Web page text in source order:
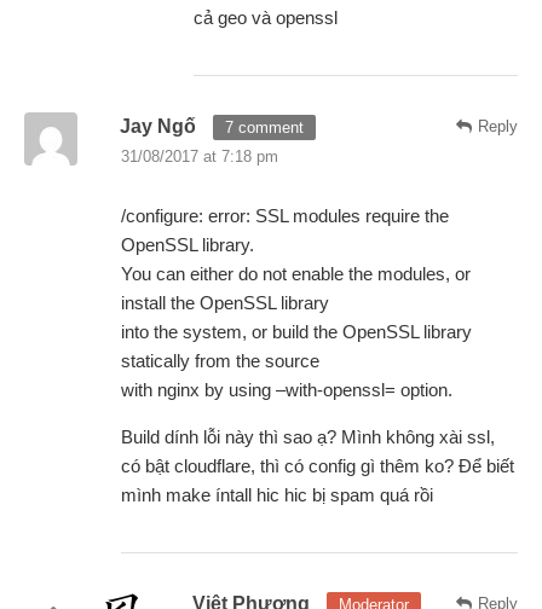
cả geo và openssl
Reply
Jay Ngố
7 comment
31/08/2017 at 7:18 pm
/configure: error: SSL modules require the
OpenSSL library.
You can either do not enable the modules, or
install the OpenSSL library
into the system, or build the OpenSSL library
statically from the source
with nginx by using –with-openssl= option.
Build dính lỗi này thì sao ạ? Mình không xài ssl,
có bật cloudflare, thì có config gì thêm ko? Để biết
mình make íntall hic hic bị spam quá rồi
Reply
Việt Phương
Moderator